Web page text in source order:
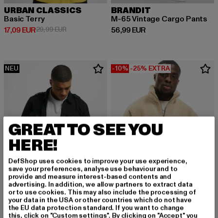
URBAN CLASSICS
Basic Terry
17,09 EUR
Derzeitiger Preis: 17,09 EUR
29,99 EURAktionspreis: 29,99 EUR
BRANDIT
M-65 Vintage Cargo Pants
56,99 EUR
Derzeitiger Preis: 56,99 EUR
NEU
BRANDIT
Vintage
-10% -25% EXTRA
KARL KANI
Small Signature Teddy Zip
GREAT TO SEE YOU
HERE!
DefShop uses cookies to improve your use experience,
save your preferences, analyse use behaviour and to
provide and measure interest-based contents and
advertising. In addition, we allow partners to extract data
or to use cookies. This may also include the processing of
your data in the USA or other countries which do not have
the EU data protection standard. If you want to change
this, click on "Custom settings". By clicking on "Accept" you